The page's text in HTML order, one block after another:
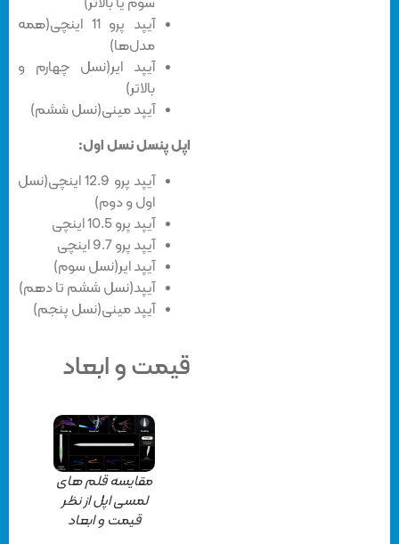
آیپد پرو 11 اینچی(همه
مدل‌ها)
آیپد ایر(نسل چهارم و
بالاتر)
آیپد مینی(نسل ششم)
اپل پنسل نسل اول:
آیپد پرو 12.9 اینچی(نسل
اول و دوم)
آیپد پرو 10.5 اینچی
آیپد پرو 9.7 اینچی
آیپد ایر(نسل سوم)
آیپد(نسل ششم تا دهم)
آیپد مینی(نسل پنجم)
قیمت و ابعاد
مقایسه قلم های
لمسی اپل از نظر
قیمت و ابعاد